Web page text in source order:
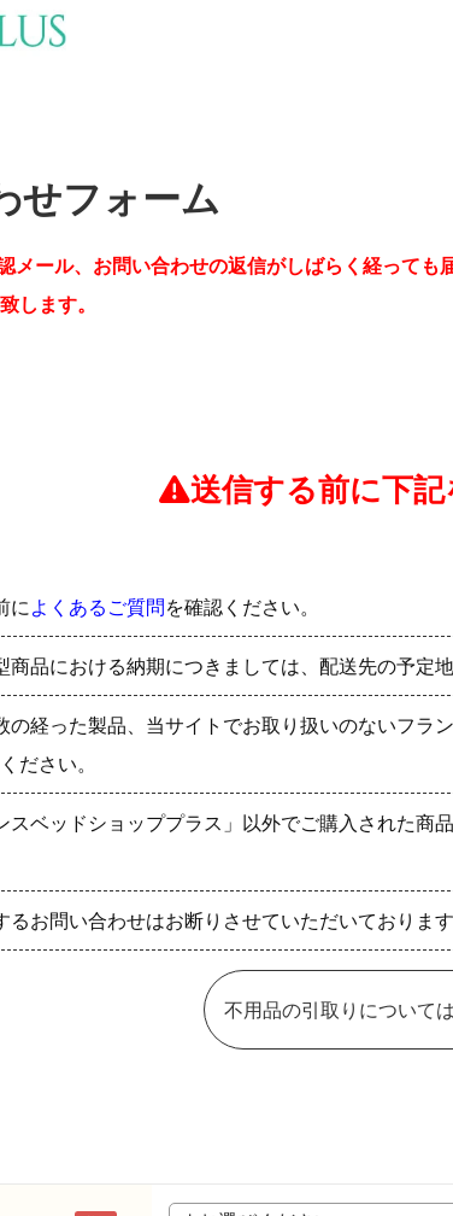
せフォーム
メール、お問い合わせの返信がしばらく経って
します。
送信する前に下
に よくあるご質問を確認ください。
商品における納期につきましては、配送先の予定
の経った製品、当サイトでお取り扱いのないフラ
ださい。
スベッドショッププラス」以外でご購入された
るお問い合わせはお断りさせていただいております
不用品の引取りについて